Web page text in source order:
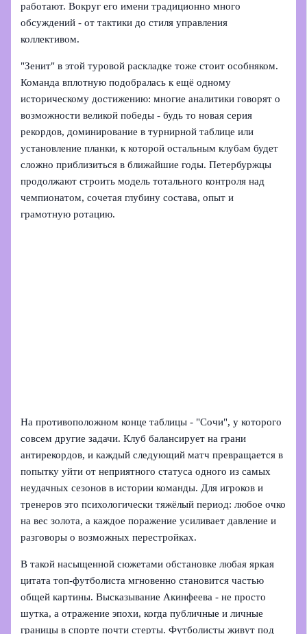
работают. Вокруг его имени традиционно много
обсуждений - от тактики до стиля управления
коллективом.
"Зенит" в этой туровой раскладке тоже стоит особняком.
Команда вплотную подобралась к ещё одному
историческому достижению: многие аналитики говорят о
возможности великой победы - будь то новая серия
рекордов, доминирование в турнирной таблице или
установление планки, к которой остальным клубам будет
сложно приблизиться в ближайшие годы. Петербуржцы
продолжают строить модель тотального контроля над
чемпионатом, сочетая глубину состава, опыт и
грамотную ротацию.
На противоположном конце таблицы - "Сочи", у которого
совсем другие задачи. Клуб балансирует на грани
антирекордов, и каждый следующий матч превращается в
попытку уйти от неприятного статуса одного из самых
неудачных сезонов в истории команды. Для игроков и
тренеров это психологически тяжёлый период: любое очко
на вес золота, а каждое поражение усиливает давление и
разговоры о возможных перестройках.
В такой насыщенной сюжетами обстановке любая яркая
цитата топ-футболиста мгновенно становится частью
общей картины. Высказывание Акинфеева - не просто
шутка, а отражение эпохи, когда публичные и личные
границы в спорте почти стерты. Футболисты живут под